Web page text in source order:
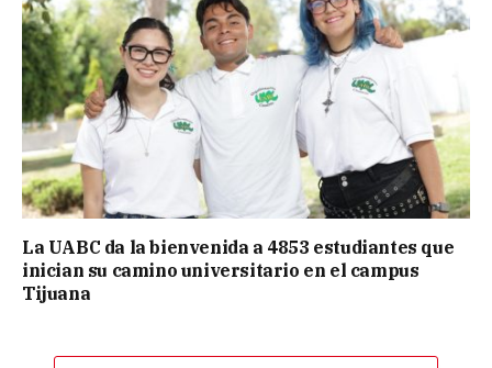
La UABC da la bienvenida a 4853 estudiantes que
inician su camino universitario en el campus
Tijuana